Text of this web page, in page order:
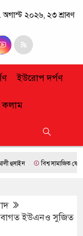
২০২৬, ২৩ শ্রাবণ
ইউরোপ দর্পণ
কলাম
বিশ্ব সামাজিক ফোরামে
ইউএনও সুজিত